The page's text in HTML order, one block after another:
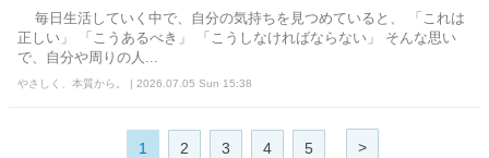
毎日生活していく中で、自分の気持ちを見つめていると、 「これは
正しい」 「こうあるべき」 「こうしなければならない」 そんな思い
で、自分や周りの人...
やさしく、本質から。 | 2026.07.05 Sun 15:38
1 2 3 4 5 >